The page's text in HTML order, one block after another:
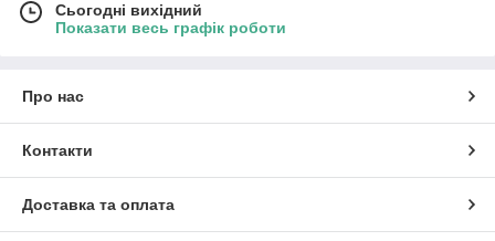
Сьогодні вихідний
Показати весь графік роботи
Про нас
Контакти
Доставка та оплата